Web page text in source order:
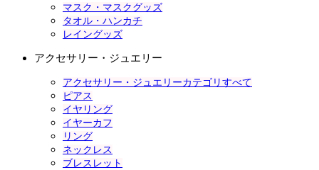
マスク・マスクグッズ
タオル・ハンカチ
レイングッズ
アクセサリー・ジュエリー
アクセサリー・ジュエリーカテゴリすべて
ピアス
イヤリング
イヤーカフ
リング
ネックレス
ブレスレット